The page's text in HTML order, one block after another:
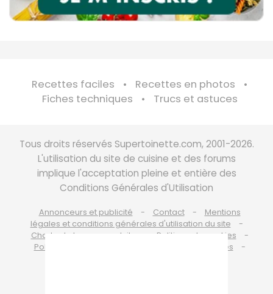
Recettes faciles
Recettes en photos
Fiches techniques
Trucs et astuces
Tous droits réservés Supertoinette.com, 2001-2026.
L'utilisation du site de cuisine et des forums
implique l'acceptation pleine et entière des
Conditions Générales d'Utilisation
Annonceurs et publicité Contact
Mentions
légales et conditions générales d'utilisation du site
Charte de bonne conduite
Politique de cookies
Politique de protection des données personnelles